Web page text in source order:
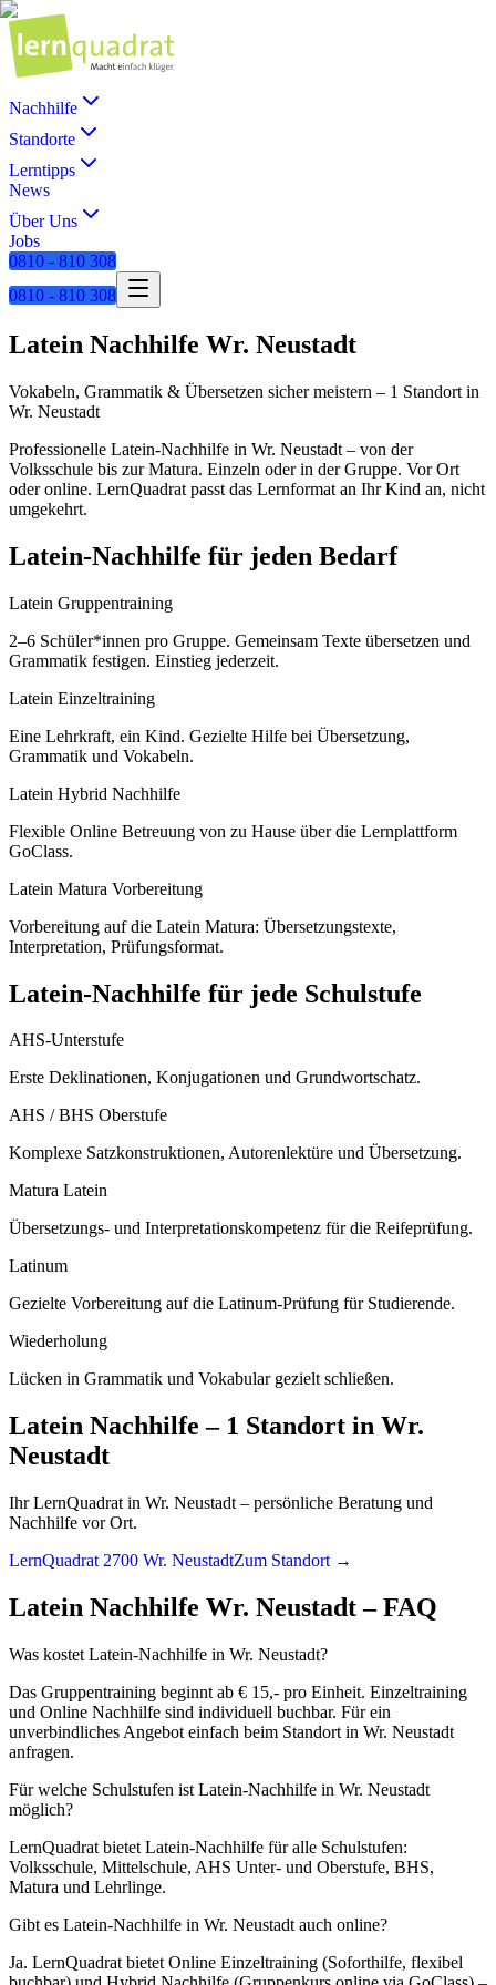
Nachhilfe
Standorte
Lerntipps
News
Über Uns
Jobs
0810 - 810 308
0810 - 810 308
Latein Nachhilfe Wr. Neustadt
Vokabeln, Grammatik & Übersetzen sicher meistern – 1 Standort in
Wr. Neustadt
Professionelle Latein-Nachhilfe in Wr. Neustadt – von der
Volksschule bis zur Matura. Einzeln oder in der Gruppe. Vor Ort
oder online. LernQuadrat passt das Lernformat an Ihr Kind an, nicht
umgekehrt.
Latein-Nachhilfe für jeden Bedarf
Latein Gruppentraining
2–6 Schüler*innen pro Gruppe. Gemeinsam Texte übersetzen und
Grammatik festigen. Einstieg jederzeit.
Latein Einzeltraining
Eine Lehrkraft, ein Kind. Gezielte Hilfe bei Übersetzung,
Grammatik und Vokabeln.
Latein Hybrid Nachhilfe
Flexible Online Betreuung von zu Hause über die Lernplattform
GoClass.
Latein Matura Vorbereitung
Vorbereitung auf die Latein Matura: Übersetzungstexte,
Interpretation, Prüfungsformat.
Latein-Nachhilfe für jede Schulstufe
AHS-Unterstufe
Erste Deklinationen, Konjugationen und Grundwortschatz.
AHS / BHS Oberstufe
Komplexe Satzkonstruktionen, Autorenlektüre und Übersetzung.
Matura Latein
Übersetzungs- und Interpretationskompetenz für die Reifeprüfung.
Latinum
Gezielte Vorbereitung auf die Latinum-Prüfung für Studierende.
Wiederholung
Lücken in Grammatik und Vokabular gezielt schließen.
Latein Nachhilfe – 1 Standort in Wr.
Neustadt
Ihr LernQuadrat in Wr. Neustadt – persönliche Beratung und
Nachhilfe vor Ort.
LernQuadrat 2700 Wr. NeustadtZum Standort →
Latein Nachhilfe Wr. Neustadt– FAQ
Was kostet Latein-Nachhilfe in Wr. Neustadt?
Das Gruppentraining beginnt ab € 15,- pro Einheit. Einzeltraining
und Online Nachhilfe sind individuell buchbar. Für ein
unverbindliches Angebot einfach beim Standort in Wr. Neustadt
anfragen.
Für welche Schulstufen ist Latein-Nachhilfe in Wr. Neustadt
möglich?
LernQuadrat bietet Latein-Nachhilfe für alle Schulstufen:
Volksschule, Mittelschule, AHS Unter- und Oberstufe, BHS,
Matura und Lehrlinge.
Gibt es Latein-Nachhilfe in Wr. Neustadt auch online?
Ja. LernQuadrat bietet Online Einzeltraining (Soforthilfe, flexibel